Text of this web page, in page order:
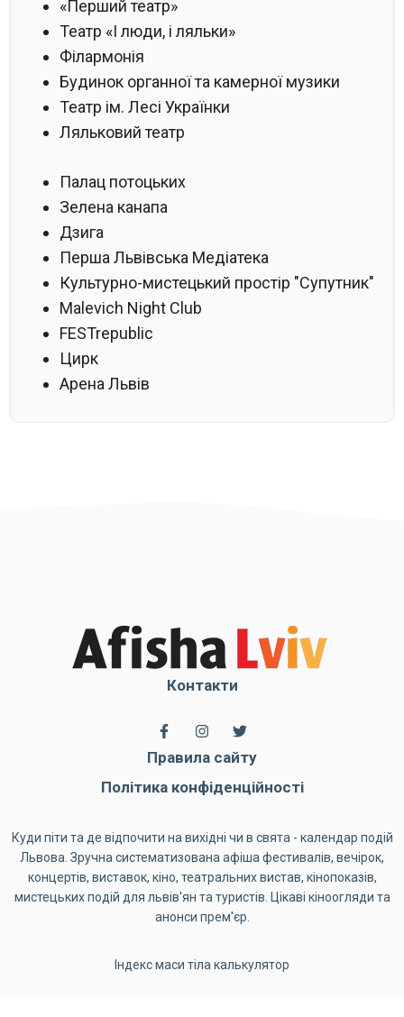
«Перший театр»
Театр «І люди, і ляльки»
Філармонія
Будинок органної та камерної музики
Театр ім. Лесі Українки
Ляльковий театр
Палац потоцьких
Зелена канапа
Дзига
Перша Львівська Медіатека
Культурно-мистецький простір "Супутник"
Malevich Night Club
FESTrepublic
Цирк
Арена Львів
Контакти
Правила сайту
Політика конфіденційності
Куди піти та де відпочити на вихідні чи в свята - календар подій
Львова. Зручна систематизована афіша фестивалів, вечірок,
концертів, виставок, кіно, театральних вистав, кінопоказів,
мистецьких подій для львів'ян та туристів. Цікаві кіноогляди та
анонси прем'єр.
Індекс маси тіла калькулятор